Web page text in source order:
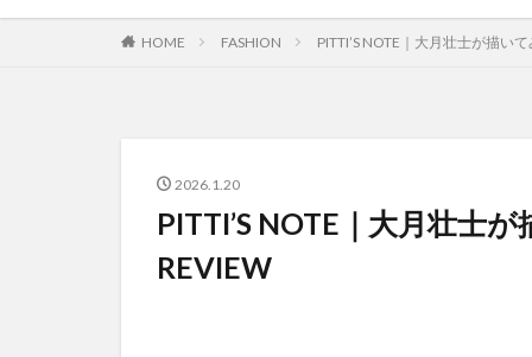
HOME FASHION PITTI’S NOTE｜大月壮士が描い
2026.1.20
PITTI’S NOTE｜大月壮士
REVIEW